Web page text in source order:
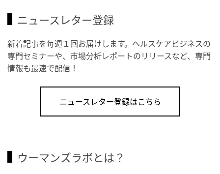
ニュースレター登録
新着記事を毎週１回お届けします。ヘルスケアビジネスの
専門セミナーや、市場分析レポートのリリースなど、専門
情報も最速で配信！
ニュースレター登録はこちら
ウーマンズラボとは？